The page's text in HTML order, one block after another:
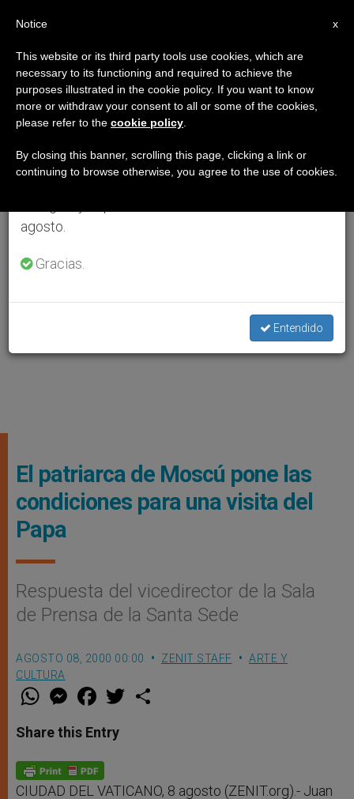
El patriarca de Moscú pone las
condiciones para una visita del
Papa
Respuesta del vicedirector de la Sala
de Prensa de la Santa Sede
AGOSTO 08, 2000 00:00 ZENIT STAFF
ARTE Y
CULTURA
W
t
s
p
p
M
e
s
e
g
e
r
F
a
e
b
o
k
w
Share this Entry
CIUDAD DEL VATICANO, 8 agosto (ZENIT.org).- Juan
×
Aviso importante
Del 27 de julio al 7 de agosto haremos la pausa
anual, aprovechando que en el periodo de verano
se generan menos informaciones y también el
agosto.
Gracias.
Entendido
x
Notice
This website or its third party tools use cookies, which are
necessary to its functioning and required to achieve the
purposes illustrated in the cookie policy. If you want to know
more or withdraw your consent to all or some of the cookies,
please refer to the cookie policy
By closing this banner, scrolling this page, clicking a link or
continuing to browse otherwise, you agree to the use of cookies.